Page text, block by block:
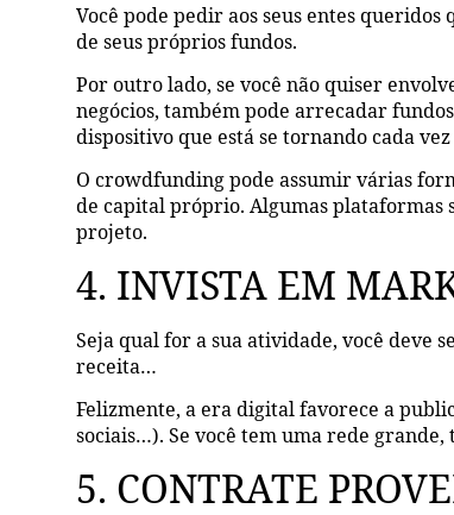
Você pode pedir aos seus entes
de seus próprios fundos.
Por outro lado, se você não quiser
negócios, também pode arrecadar
dispositivo que está se tornando cada vez
O crowdfunding pode assumir várias
de capital próprio. Algumas plataformas
projeto.
4. INVISTA EM
Seja qual for a sua atividade, você deve
receita…
Felizmente, a era digital favorece a
sociais…). Se você tem uma rede
5. CONTRATE